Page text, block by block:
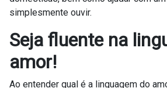
simplesmente ouvir.
Seja fluente na
amor!
Ao entender qual é a linguagem do